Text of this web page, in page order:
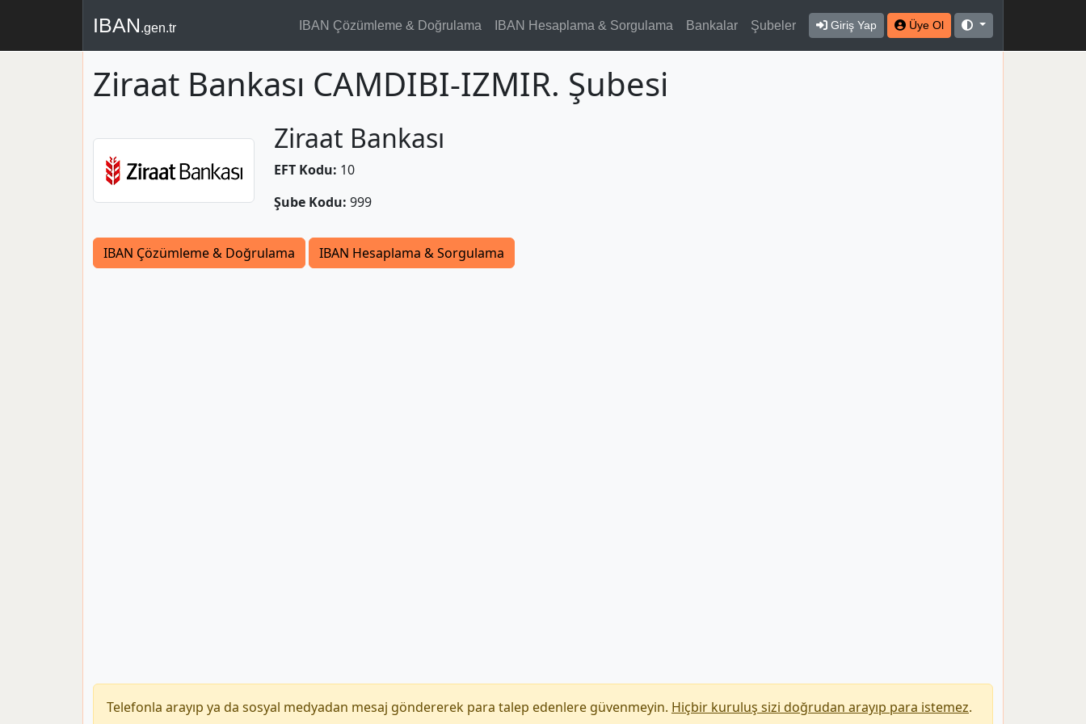
IBAN.gen.tr IBAN Çözümleme & Doğrulama IBAN Hesaplama & Sorgulama Bankalar Şubeler Giriş Yap Üye Ol
Ziraat Bankası CAMDIBI-IZMIR. Şubesi
Ziraat Bankası
EFT Kodu: 10
Şube Kodu: 999
IBAN Çözümleme & Doğrulama IBAN Hesaplama & Sorgulama
Telefonla arayıp ya da sosyal medyadan mesaj göndererek para talep edenlere güvenmeyin. Hiçbir kuruluş sizi doğrudan arayıp para istemez.